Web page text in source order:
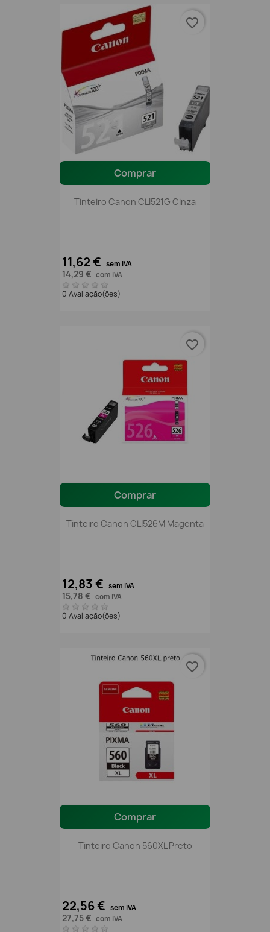
Comprar
Tinteiro Canon CLI521G Cinza
11,62 € sem IVA
14,29 € com IVA
0 Avaliação(ões)
favorite_border
Comprar
Tinteiro Canon CLI526M Magenta
12,83 € sem IVA
15,78 € com IVA
0 Avaliação(ões)
favorite_border
Comprar
Tinteiro Canon 560XL Preto
22,56 € sem IVA
27,75 € com IVA
favorite_border